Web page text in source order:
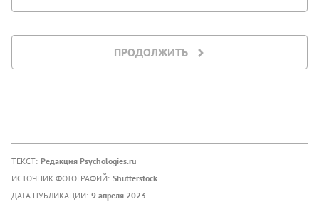
ПРОДОЛЖИТЬ
ТЕКСТ: Редакция Psychologies.ru
ИСТОЧНИК ФОТОГРАФИЙ: Shutterstock
ДАТА ПУБЛИКАЦИИ: 9 апреля 2023